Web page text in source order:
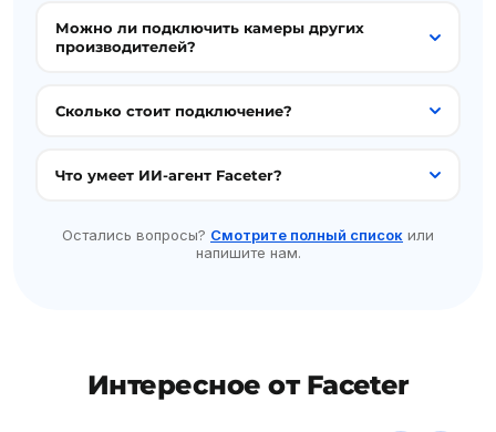
Можно ли подключить камеры других
производителей?
Сколько стоит подключение?
Что умеет ИИ-агент Faceter?
Остались вопросы? Смотрите полный список или
напишите нам.
Интересное от Faceter